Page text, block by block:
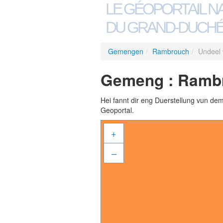
LE GÉOPORTAIL
DU GRAND-
Gemengen / Rambrouch /
Gemeng :
Hei fannt dir eng Duerstellung vun
Geoportal.
+
–